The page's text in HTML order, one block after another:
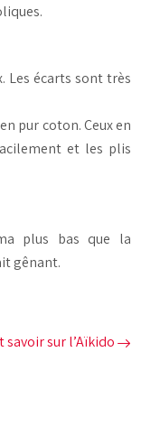
Les écarts sont très
pur coton. Ceux en
et les plis
plus bas que la
gênant.
savoir sur l’Aïkido